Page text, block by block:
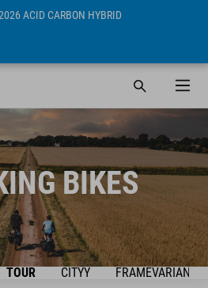
ACID CARBON HYBRID
BIKES
TOUR CITYY FRAMEVARIANT